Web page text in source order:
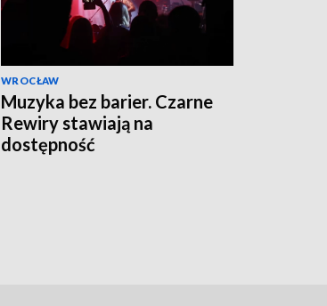
WROCŁAW
Muzyka bez barier. Czarne
Rewiry stawiają na
dostępność